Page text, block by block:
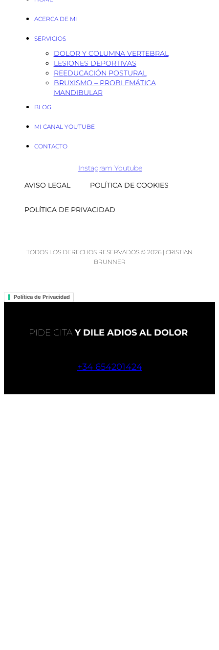
ACERCA DE MI
SERVICIOS
DOLOR Y COLUMNA VERTEBRAL
LESIONES DEPORTIVAS
REEDUCACIÓN POSTURAL
BRUXISMO – PROBLEMÁTICA
MANDIBULAR
BLOG
MI CANAL YOUTUBE
CONTACTO
Instagram Youtube
AVISO LEGAL
POLÍTICA DE COOKIES
POLÍTICA DE PRIVACIDAD
TODOS LOS DERECHOS RESERVADOS © 2026 | CRISTIAN
BRUNNER
Política de Privacidad
PIDE CITA Y DILE ADIOS AL DOLOR
+34 654201424